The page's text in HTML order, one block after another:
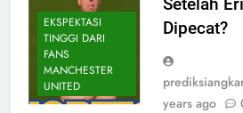
EKSPEKTASI
TINGGI DARI
FANS
MANCHESTER
UNITED
Dipecat?
years ago